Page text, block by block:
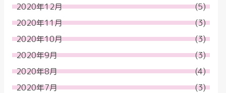
2020年12月
(5)
2020年11月
(3)
2020年10月
(3)
2020年9月
(3)
2020年8月
(4)
2020年7月
(3)